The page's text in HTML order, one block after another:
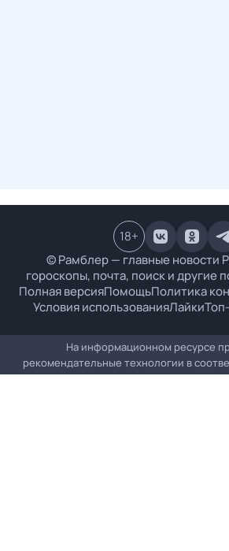
© Рамблер — главные новости
гороскопы, почта, поиск и другие
Полная версияПомощьПолитика
Условия использованияЛайки
18+
На информационном ресурсе
рекомендательные технологии в